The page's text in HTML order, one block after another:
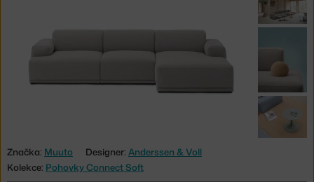
Značka: Muuto Designer: Anderssen & Voll
Kolekce: Pohovky Connect Soft